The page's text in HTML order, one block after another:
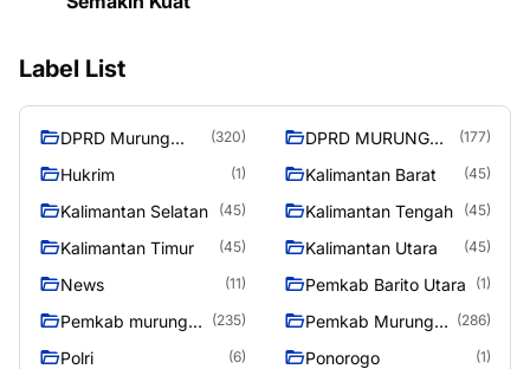
Label List
DPRD Murung
(320)
DPRD MURUNG
(177)
Hukrim (1) Kalimantan Barat (45)
Kalimantan Selatan (45) Kalimantan Tengah (45)
Kalimantan Timur (45) Kalimantan Utara (45)
News (11) Pemkab Barito Utara (1)
Pemkab murung
(235)
Pemkab Murung
(286)
Polri (6) Ponorogo (1)